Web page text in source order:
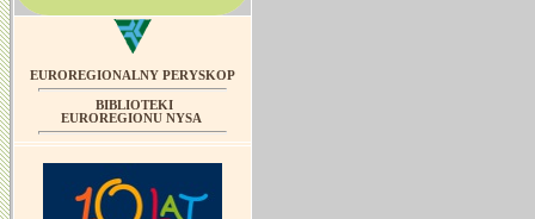
EUROREGIONALNY PERYSKOP
BIBLIOTEKI
EUROREGIONU NYSA